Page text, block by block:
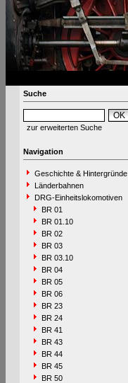
Suche
zur erweiterten Suche
Navigation
Geschichte & Hintergründe
Länderbahnen
DRG-Einheitslokomotiven
BR 01
BR 01.10
BR 02
BR 03
BR 03.10
BR 04
BR 05
BR 06
BR 23
BR 24
BR 41
BR 43
BR 44
BR 45
BR 50